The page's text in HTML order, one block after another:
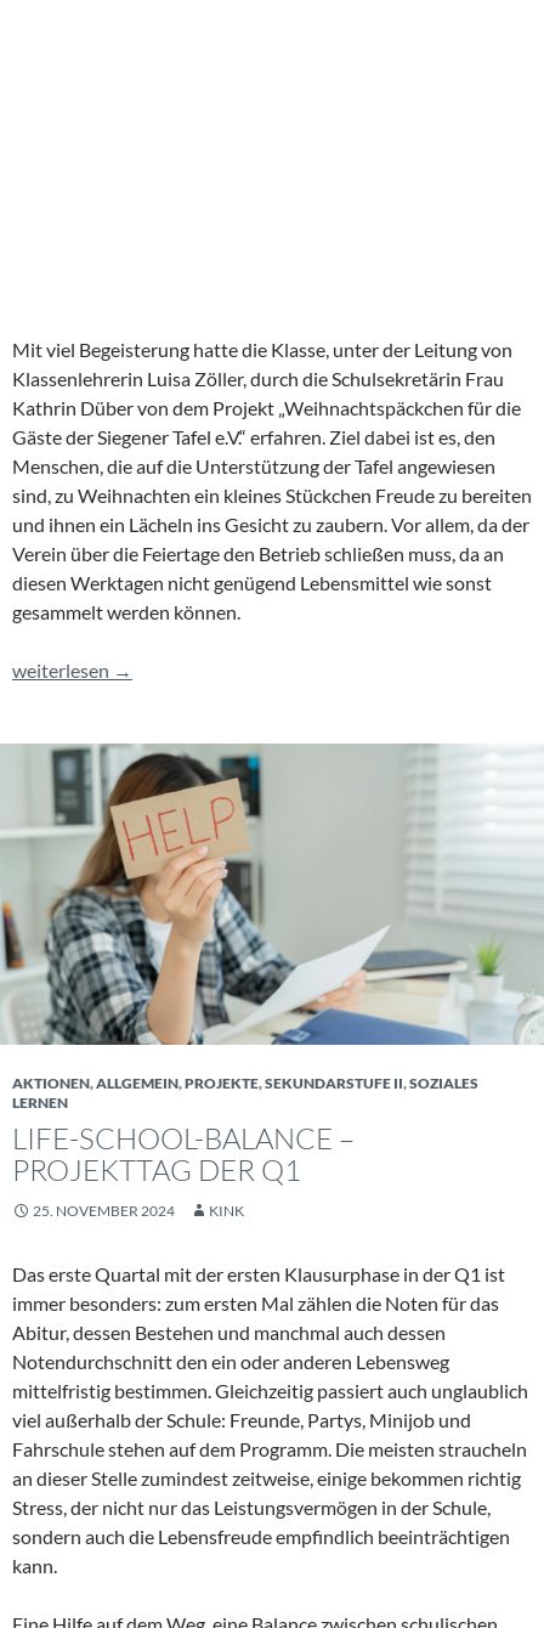
Mit viel Begeisterung hatte die Klasse, unter der Leitung von
Klassenlehrerin Luisa Zöller, durch die Schulsekretärin Frau
Kathrin Düber von dem Projekt „Weihnachtspäckchen für die
Gäste der Siegener Tafel e.V.“ erfahren. Ziel dabei ist es, den
Menschen, die auf die Unterstützung der Tafel angewiesen
sind, zu Weihnachten ein kleines Stückchen Freude zu bereiten
und ihnen ein Lächeln ins Gesicht zu zaubern. Vor allem, da der
Verein über die Feiertage den Betrieb schließen muss, da an
diesen Werktagen nicht genügend Lebensmittel wie sonst
gesammelt werden können.
Klasse 7b setzt Zeichen der Solidarität – Übergabe von
weiterlesen →
AKTIONEN,ALLGEMEIN,PROJEKTE,SEKUNDARSTUFE II,SOZIALES
LERNEN
LIFE-SCHOOL-BALANCE –
PROJEKTTAG DER Q1
25. NOVEMBER 2024 KINK
Das erste Quartal mit der ersten Klausurphase in der Q1 ist
immer besonders: zum ersten Mal zählen die Noten für das
Abitur, dessen Bestehen und manchmal auch dessen
Notendurchschnitt den ein oder anderen Lebensweg
mittelfristig bestimmen. Gleichzeitig passiert auch unglaublich
viel außerhalb der Schule: Freunde, Partys, Minijob und
Fahrschule stehen auf dem Programm. Die meisten straucheln
an dieser Stelle zumindest zeitweise, einige bekommen richtig
Stress, der nicht nur das Leistungsvermögen in der Schule,
sondern auch die Lebensfreude empfindlich beeinträchtigen
kann.
Eine Hilfe auf dem Weg, eine Balance zwischen schulischen